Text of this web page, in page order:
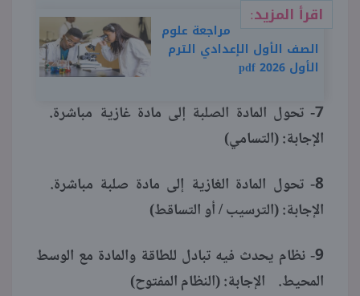
اقرأ المزيد:
مراجعة علوم
الصف الأول الإعدادي الترم
الأول pdf 2026
7- تحول المادة الصلبة إلى مادة غازية مباشرة.
الإجابة: (التسامي)
8- تحول المادة الغازية إلى مادة صلبة مباشرة.
الإجابة: (الترسيب / أو التساقط)
9- نظام يحدث فيه تبادل للطاقة والمادة مع الوسط
المحيط. الإجابة: (النظام المفتوح)